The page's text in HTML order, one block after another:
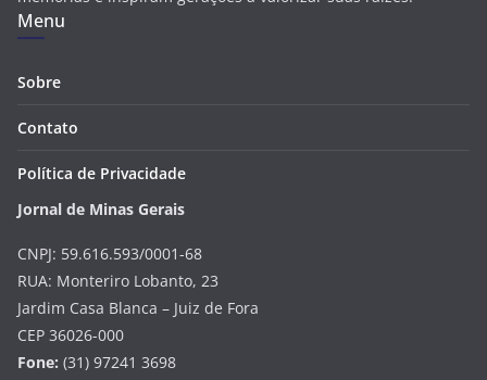
Menu
Sobre
Contato
Política de Privacidade
Jornal de Minas Gerais
CNPJ: 59.616.593/0001-68
RUA: Monteriro Lobanto, 23
Jardim Casa Blanca – Juiz de Fora
CEP 36026-000
Fone: (31) 97241 3698